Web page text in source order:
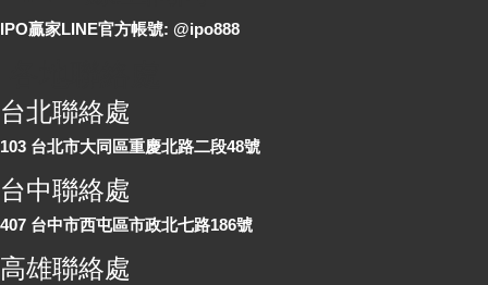
IPO贏家LINE官方帳號: @ipo888
台北聯絡處
103 台北市大同區重慶北路二段48號
台中聯絡處
407 台中市西屯區市政北七路186號
高雄聯絡處